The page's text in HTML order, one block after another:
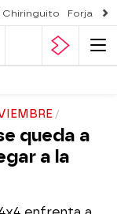
Chiringuito Forjado
queda a
a la